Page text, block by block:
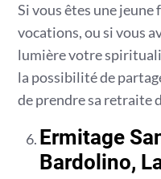
Si vous êtes une jeune
vocations, ou si vous
lumière votre
la possibilité de
de prendre sa retraite
Ermitage
Bardolino,